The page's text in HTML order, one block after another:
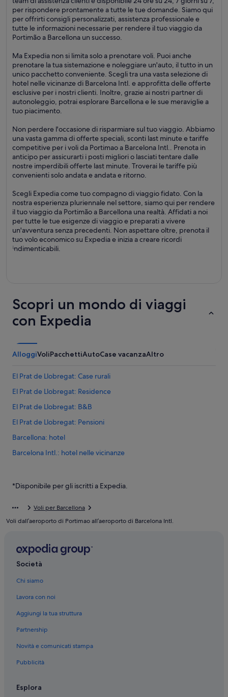
per rispondere prontamente a tutte le tue domande. Siamo qui
per offrirti consigli personalizzati, assistenza professionale e
tutte le informazioni necessarie per rendere il tuo viaggio da
Portimão a Barcellona un successo.
Ma Expedia non si limita solo a prenotare voli. Puoi anche
prenotare la tua sistemazione e noleggiare un'auto, il tutto in un
unico pacchetto conveniente. Scegli tra una vasta selezione di
hotel nelle vicinanze di Barcelona Intl. e approfitta delle offerte
esclusive per i nostri clienti. Inoltre, grazie ai nostri partner di
autonoleggio, potrai esplorare Barcellona e le sue meraviglie a
tuo piacimento.
Non perdere l'occasione di risparmiare sul tuo viaggio. Abbiamo
una vasta gamma di offerte speciali, sconti last minute e tariffe
competitive per i voli da Portimao a Barcelona Intl.. Prenota in
anticipo per assicurarti i posti migliori o lasciati tentare dalle
nostre imperdibili offerte last minute. Troverai le tariffe più
convenienti solo andata e andata e ritorno.
Scegli Expedia come tuo compagno di viaggio fidato. Con la
nostra esperienza pluriennale nel settore, siamo qui per rendere
il tuo viaggio da Portimão a Barcellona una realtà. Affidati a noi
per tutte le tue esigenze di viaggio e preparati a vivere
un'avventura senza precedenti. Non aspettare oltre, prenota il
tuo volo economico su Expedia e inizia a creare ricordi
indimenticabili.
Scopri un mondo di viaggi
con Expedia
AlloggiVoliPacchettiAutoCase vacanzaAltro
El Prat de Llobregat: Case rurali
El Prat de Llobregat: Residence
El Prat de Llobregat: B&B
El Prat de Llobregat: Pensioni
Barcellona: hotel
Barcelona Intl.: hotel nelle vicinanze
Stazione del Terminal 1 dell’Aeroporto: hotel nelle vicinanze
El Prat de Llobregat: Hotel per golfisti
El Prat de Llobregat: hotel Bas Apartments
El Prat de Llobregat: Best Hotels
*Disponibile per gli iscritti a Expedia.
Voli per Barcellona
Voli dall’aeroporto di Portimao all’aeroporto di Barcelona Intl.
Società
Chi siamo
Lavora con noi
Aggiungi la tua struttura
Partnership
Novità e comunicati stampa
Pubblicità
Esplora